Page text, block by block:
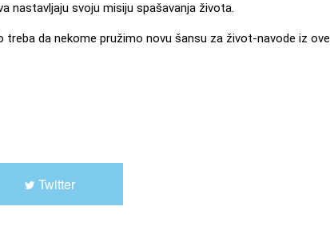
nastavljaju svoju misiju spašavanja života.
treba da nekome pružimo novu šansu za život-navode iz ove
Twitter